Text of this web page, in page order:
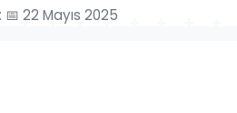
📅 22 Mayıs 2025